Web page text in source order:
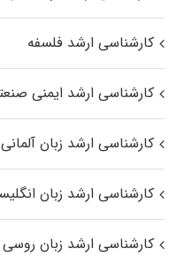
کارشناسی ارشد فلسفه
کارشناسی ارشد ایمنی
کارشناسی ارشد زبان آلمانی
کارشناسی ارشد زبان
کارشناسی ارشد زبان روسی